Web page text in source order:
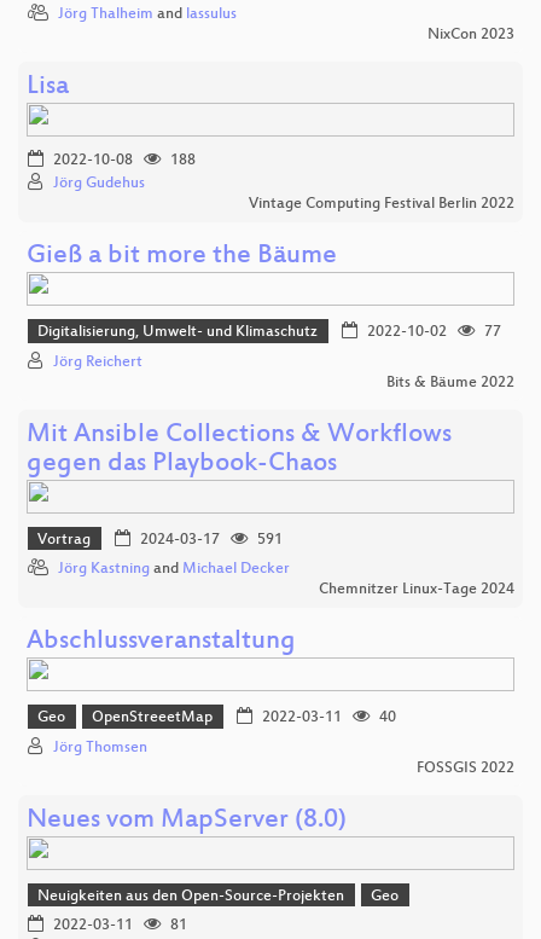
Jörg Thalheim and lassulus
NixCon 2023
Lisa
2022-10-08
188
Jörg Gudehus
Vintage Computing Festival Berlin 2022
Gieß a bit more the Bäume
Digitalisierung, Umwelt- und Klimaschutz 2022-10-02
77
Jörg Reichert
Bits & Bäume 2022
Mit Ansible Collections & Workflows
gegen das Playbook-Chaos
Vortrag 2024-03-17
591
Jörg Kastning and Michael Decker
Chemnitzer Linux-Tage 2024
Abschlussveranstaltung
Geo OpenStreeetMap 2022-03-11
40
Jörg Thomsen
FOSSGIS 2022
Neues vom MapServer (8.0)
Neuigkeiten aus den Open-Source-Projekten
Geo
2022-03-11
81